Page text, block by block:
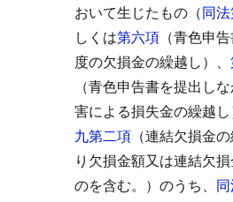
おいて生じたもの（同
しくは第六項 （青色申
度の欠損金の繰越し）、
（青色申告書を提出し
害による損失金の繰越
九第二項 （連結欠損金
り欠損金額又は連結欠
のを含む。）のうち、